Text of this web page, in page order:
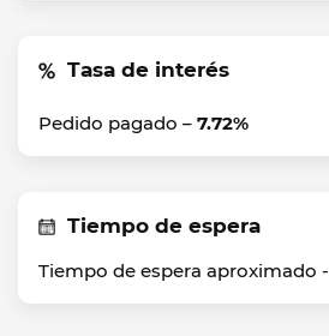
Tasa de interés
Pedido pagado – 7.72%
Tiempo de espera
Tiempo de espera aproximado -